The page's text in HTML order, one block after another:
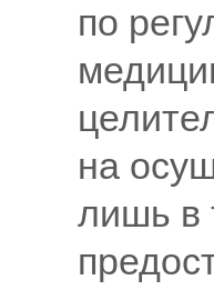
по
на
лишь в